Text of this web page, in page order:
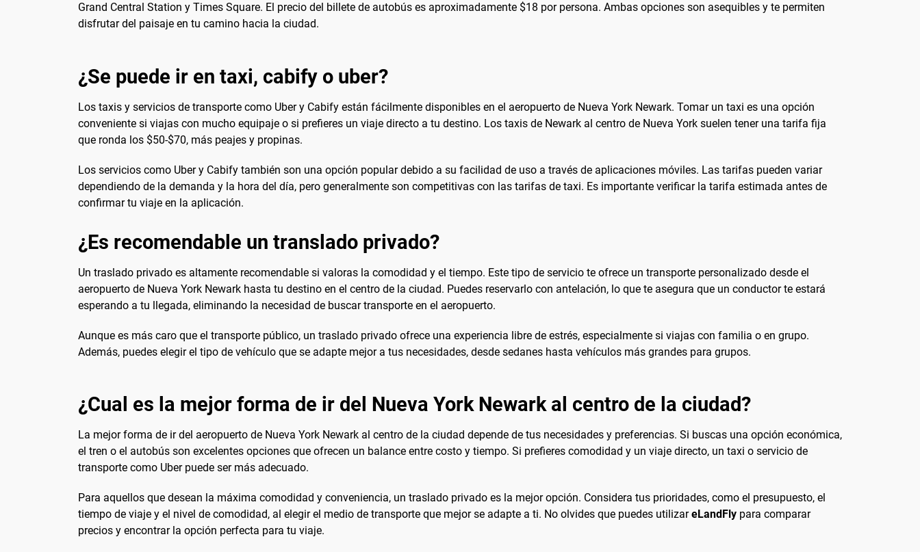
Grand Central Station y Times Square. El precio del billete de autobús es aproximadamente $18 por persona. Ambas opciones son asequibles y te permiten
disfrutar del paisaje en tu camino hacia la ciudad.
¿Se puede ir en taxi, cabify o uber?
Los taxis y servicios de transporte como Uber y Cabify están fácilmente disponibles en el aeropuerto de Nueva York Newark. Tomar un taxi es una opción
conveniente si viajas con mucho equipaje o si prefieres un viaje directo a tu destino. Los taxis de Newark al centro de Nueva York suelen tener una tarifa fija
que ronda los $50-$70, más peajes y propinas.
Los servicios como Uber y Cabify también son una opción popular debido a su facilidad de uso a través de aplicaciones móviles. Las tarifas pueden variar
dependiendo de la demanda y la hora del día, pero generalmente son competitivas con las tarifas de taxi. Es importante verificar la tarifa estimada antes de
confirmar tu viaje en la aplicación.
¿Es recomendable un translado privado?
Un traslado privado es altamente recomendable si valoras la comodidad y el tiempo. Este tipo de servicio te ofrece un transporte personalizado desde el
aeropuerto de Nueva York Newark hasta tu destino en el centro de la ciudad. Puedes reservarlo con antelación, lo que te asegura que un conductor te estará
esperando a tu llegada, eliminando la necesidad de buscar transporte en el aeropuerto.
Aunque es más caro que el transporte público, un traslado privado ofrece una experiencia libre de estrés, especialmente si viajas con familia o en grupo.
Además, puedes elegir el tipo de vehículo que se adapte mejor a tus necesidades, desde sedanes hasta vehículos más grandes para grupos.
¿Cual es la mejor forma de ir del Nueva York Newark al centro de la ciudad?
La mejor forma de ir del aeropuerto de Nueva York Newark al centro de la ciudad depende de tus necesidades y preferencias. Si buscas una opción económica,
el tren o el autobús son excelentes opciones que ofrecen un balance entre costo y tiempo. Si prefieres comodidad y un viaje directo, un taxi o servicio de
transporte como Uber puede ser más adecuado.
Para aquellos que desean la máxima comodidad y conveniencia, un traslado privado es la mejor opción. Considera tus prioridades, como el presupuesto, el
tiempo de viaje y el nivel de comodidad, al elegir el medio de transporte que mejor se adapte a ti. No olvides que puedes utilizareLandFly para comparar
precios y encontrar la opción perfecta para tu viaje.